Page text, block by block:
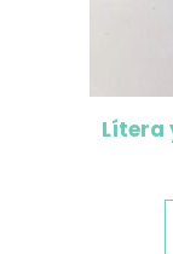
Lítera